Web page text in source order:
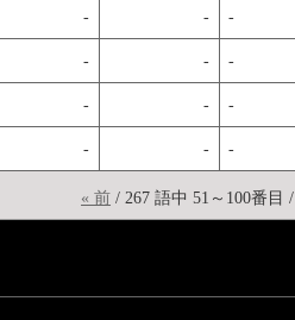
- - -
- - -
- - -
- - -
« 前 / 267 語中 51～100番目 /